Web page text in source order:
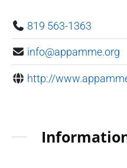
819 563-1363
info@appamme.org
http://